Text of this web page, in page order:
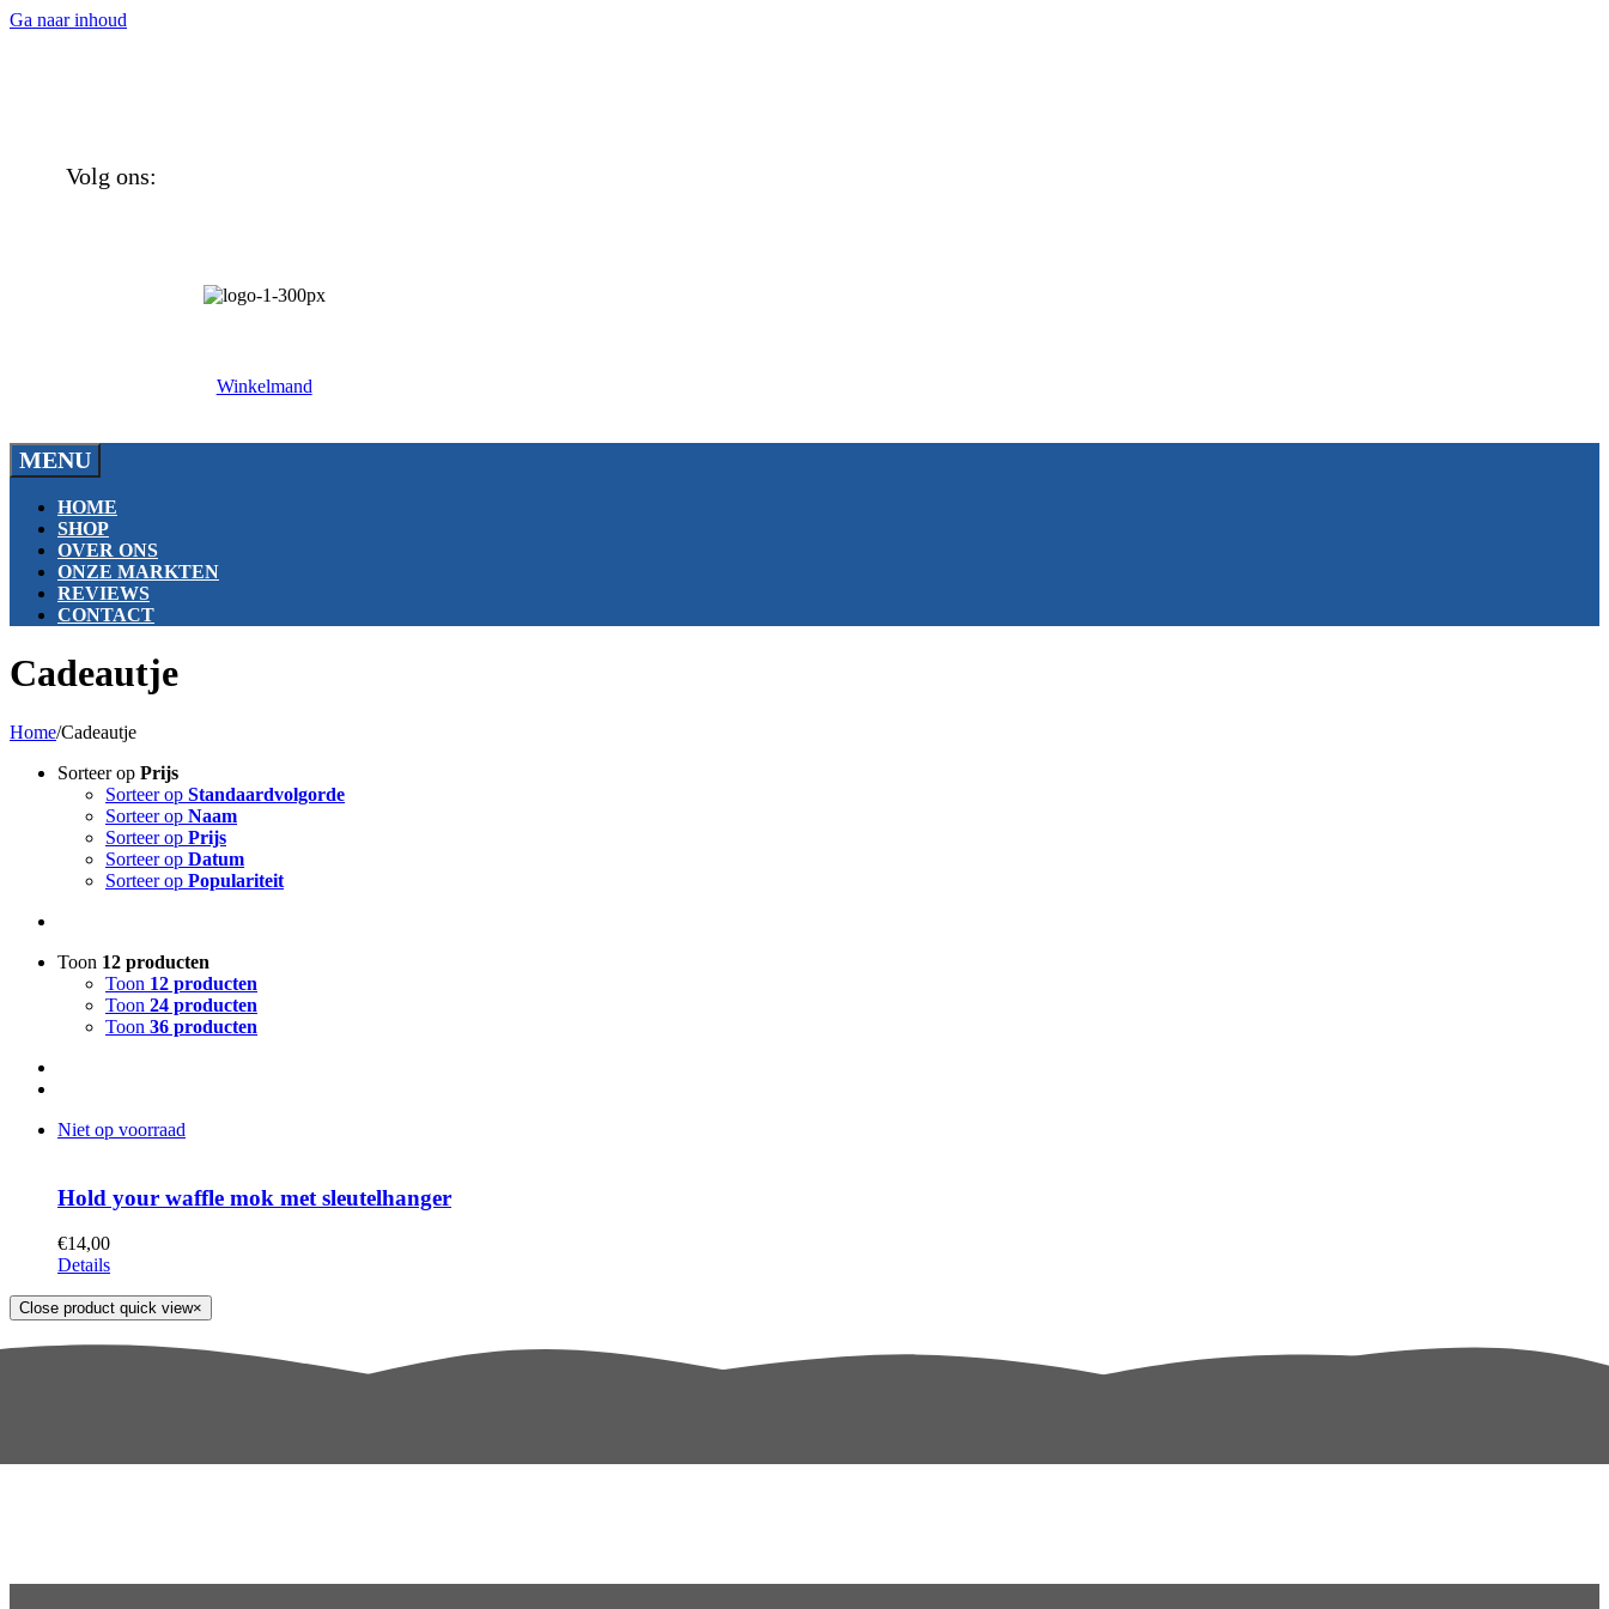
Ga naar inhoud
Volg ons:
Winkelmand
MENU
HOME
SHOP
OVER ONS
ONZE MARKTEN
REVIEWS
CONTACT
Cadeautje
Home/Cadeautje
Sorteer op Prijs
Sorteer op Standaardvolgorde
Sorteer op Naam
Sorteer op Prijs
Sorteer op Datum
Sorteer op Populariteit
Toon 12 producten
Toon 12 producten
Toon 24 producten
Toon 36 producten
Niet op voorraad
Hold your waffle mok met sleutelhanger
€14,00
Details
Close product quick view×